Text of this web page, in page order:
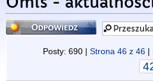
Odpowiedz
Posty: 690 | Strona 46 z 46 |